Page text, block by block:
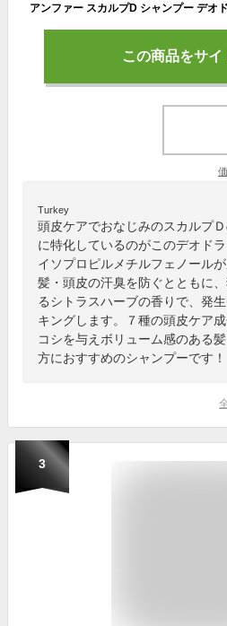
アンファー スカルプD シャンプー デオ
この商品をサイ
Turkey
頭皮ケアでおなじみのスカルプ
に特化しているのがこのデオド
イソプロピルメチルフェノール
髪・頭皮の汗臭を防ぐとともに
るシトラスハーブの香りで、発
キングします。７種の頭皮ケア
コシを与えボリューム感のある
方におすすめのシャンプーです！
3